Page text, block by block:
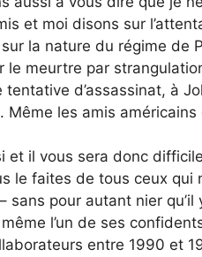
et moi disons sur
la nature du régime de
le meurtre par
tentative d’assassinat, à
Même les amis
et il vous sera donc
le faites de tous ceux
sans pour autant nier
l’un de ses
entre 1990 et